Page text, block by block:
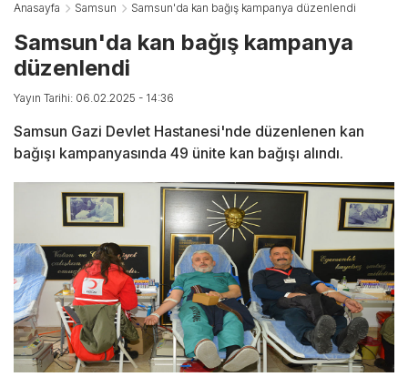
Anasayfa Samsun Samsun'da kan bağış kampanya düzenlendi
Samsun'da kan bağış kampanya
düzenlendi
Yayın Tarihi: 06.02.2025 - 14:36
Samsun Gazi Devlet Hastanesi'nde düzenlenen kan
bağışı kampanyasında 49 ünite kan bağışı alındı.